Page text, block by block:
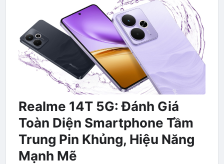
Realme 14T 5G: Đánh Giá
Toàn Diện Smartphone Tầm
Trung Pin Khủng, Hiệu Năng
Mạnh Mẽ